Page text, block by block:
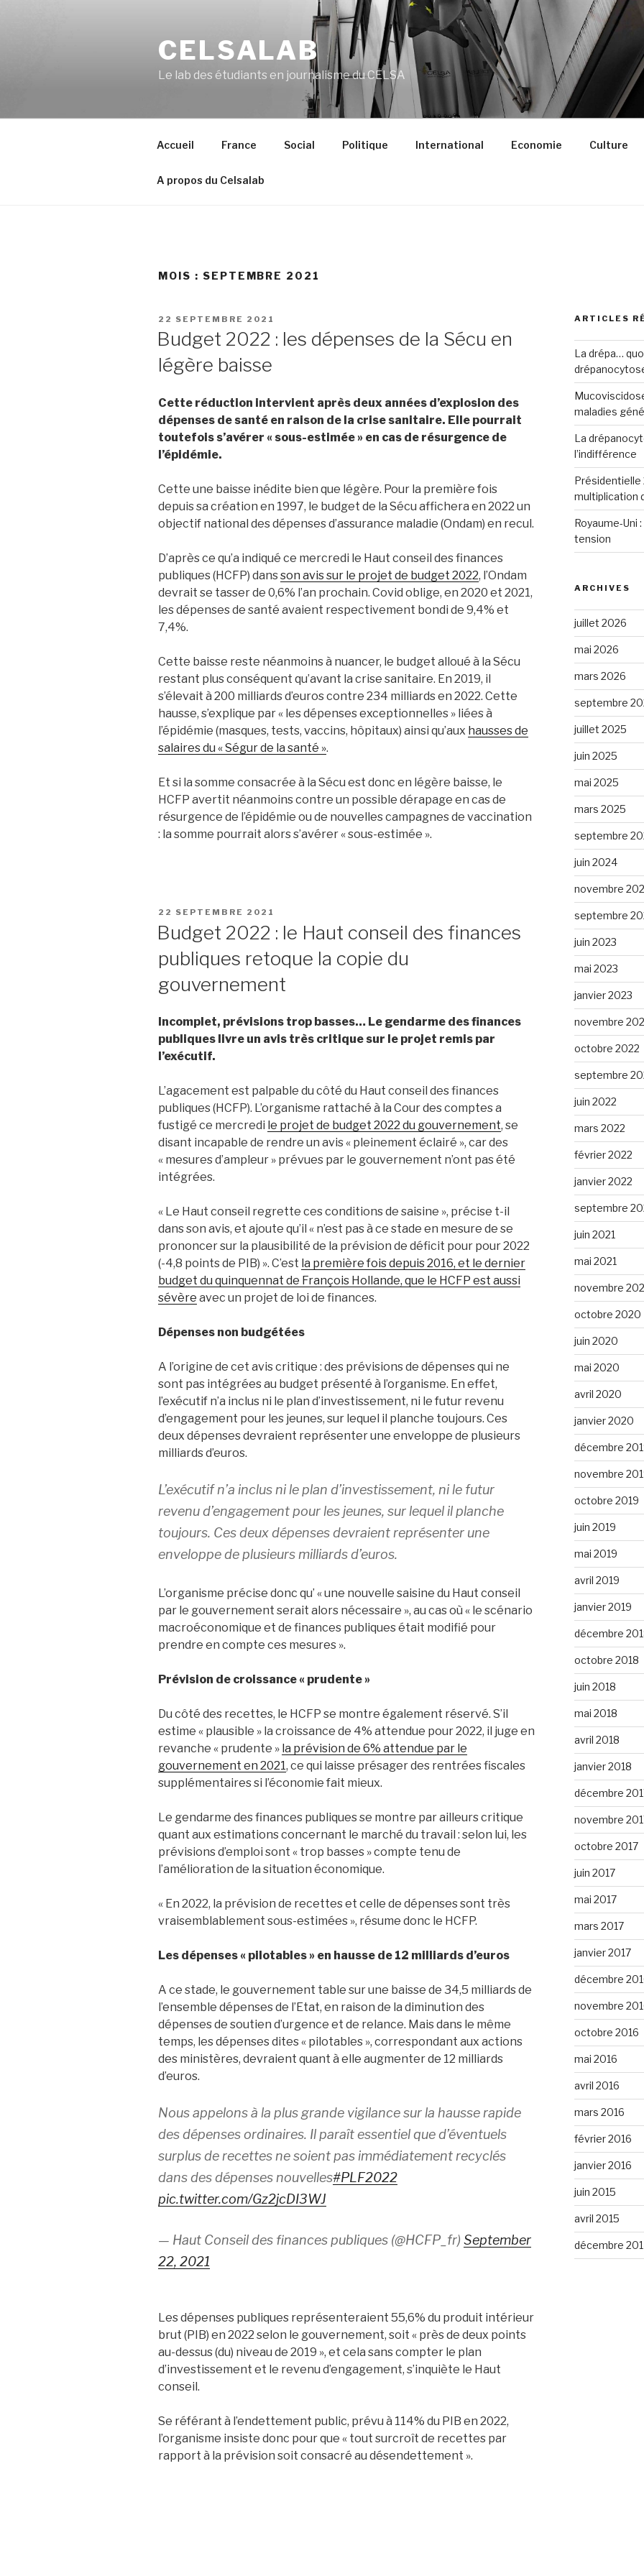
CELSALAB
Le lab des étudiants en journalisme du CELSA
Accueil France Social Politique International Economie Culture
A propos du Celsalab
MOIS : SEPTEMBRE 2021
PUBLIÉ
LE
22 SEPTEMBRE 2021
Budget 2022 : les dépenses de la Sécu en
légère baisse
Cette réduction intervient après deux années d’explosion des
dépenses de santé en raison de la crise sanitaire. Elle pourrait
toutefois s’avérer « sous-estimée » en cas de résurgence de
l’épidémie.
Cette une baisse inédite bien que légère. Pour la première fois
depuis sa création en 1997, le budget de la Sécu affichera en 2022 un
objectif national des dépenses d’assurance maladie (Ondam) en recul.
D’après ce qu’a indiqué ce mercredi le Haut conseil des finances
publiques (HCFP) dansson avis sur le projet de budget 2022, l’Ondam
devrait se tasser de 0,6% l’an prochain. Covid oblige, en 2020 et 2021,
les dépenses de santé avaient respectivement bondi de 9,4% et
7,4%.
Cette baisse reste néanmoins à nuancer, le budget alloué à la Sécu
restant plus conséquent qu’avant la crise sanitaire. En 2019, il
s’élevait à 200 milliards d’euros contre 234 milliards en 2022. Cette
hausse, s’explique par « les dépenses exceptionnelles » liées à
l’épidémie (masques, tests, vaccins, hôpitaux) ainsi qu’aux hausses de
salaires du « Ségur de la santé ».
Et si la somme consacrée à la Sécu est donc en légère baisse, le
HCFP avertit néanmoins contre un possible dérapage en cas de
résurgence de l’épidémie ou de nouvelles campagnes de vaccination
: la somme pourrait alors s’avérer « sous-estimée ».
PUBLIÉ
22 SEPTEMBRE 2021
Budget 2022 : le Haut conseil des finances
publiques retoque la copie du
gouvernement
Incomplet, prévisions trop basses… Le gendarme des finances
publiques livre un avis très critique sur le projet remis par
l’exécutif.
L’agacement est palpable du côté du Haut conseil des finances
publiques (HCFP). L’organisme rattaché à la Cour des comptes a
fustigé ce mercredi le projet de budget 2022 du gouvernement, se
disant incapable de rendre un avis « pleinement éclairé », car des
« mesures d’ampleur » prévues par le gouvernement n’ont pas été
intégrées.
« Le Haut conseil regrette ces conditions de saisine », précise t-il
dans son avis, et ajoute qu’il « n’est pas à ce stade en mesure de se
prononcer sur la plausibilité de la prévision de déficit pour pour 2022
(-4,8 points de PIB) ». C’est la première fois depuis 2016, et le dernier
budget du quinquennat de François Hollande, que le HCFP est aussi
sévère avec un projet de loi de finances.
Dépenses non budgétées
A l’origine de cet avis critique : des prévisions de dépenses qui ne
sont pas intégrées au budget présenté à l’organisme. En effet,
l’exécutif n’a inclus ni le plan d’investissement, ni le futur revenu
d’engagement pour les jeunes, sur lequel il planche toujours. Ces
deux dépenses devraient représenter une enveloppe de plusieurs
milliards d’euros.
L’exécutif n’a inclus ni le plan d’investissement, ni le futur
revenu d’engagement pour les jeunes, sur lequel il planche
toujours. Ces deux dépenses devraient représenter une
enveloppe de plusieurs milliards d’euros.
L’organisme précise donc qu’ « une nouvelle saisine du Haut conseil
par le gouvernement serait alors nécessaire », au cas où « le scénario
macroéconomique et de finances publiques était modifié pour
prendre en compte ces mesures ».
Prévision de croissance « prudente »
Du côté des recettes, le HCFP se montre également réservé. S’il
estime « plausible » la croissance de 4% attendue pour 2022, il juge en
revanche « prudente » la prévision de 6% attendue par le
gouvernement en 2021, ce qui laisse présager des rentrées fiscales
supplémentaires si l’économie fait mieux.
Le gendarme des finances publiques se montre par ailleurs critique
quant aux estimations concernant le marché du travail : selon lui, les
prévisions d’emploi sont « trop basses » compte tenu de
l’amélioration de la situation économique.
« En 2022, la prévision de recettes et celle de dépenses sont très
vraisemblablement sous-estimées », résume donc le HCFP.
Les dépenses « pilotables » en hausse de 12 milliards d’euros
A ce stade, le gouvernement table sur une baisse de 34,5 milliards de
l’ensemble dépenses de l’Etat, en raison de la diminution des
dépenses de soutien d’urgence et de relance. Mais dans le même
temps, les dépenses dites « pilotables », correspondant aux actions
des ministères, devraient quant à elle augmenter de 12 milliards
d’euros.
Nous appelons à la plus grande vigilance sur la hausse rapide
des dépenses ordinaires. Il paraît essentiel que d’éventuels
surplus de recettes ne soient pas immédiatement recyclés
dans des dépenses nouvelles#PLF2022
pic.twitter.com/Gz2jcDI3WJ
— Haut Conseil des finances publiques (@HCFP_fr) September
22, 2021
Les dépenses publiques représenteraient 55,6% du produit intérieur
brut (PIB) en 2022 selon le gouvernement, soit « près de deux points
au-dessus (du) niveau de 2019 », et cela sans compter le plan
d’investissement et le revenu d’engagement, s’inquiète le Haut
conseil.
Se référant à l’endettement public, prévu à 114% du PIB en 2022,
l’organisme insiste donc pour que « tout surcroît de recettes par
rapport à la prévision soit consacré au désendettement ».
ARTICLES
La drépa…
maladies
La
l’indifférence
Présidentielle
multiplication
Royaume-Uni
tension
ARCHIVES
juillet 2026
mai 2026
mars 2026
septembre
juillet 2025
juin 2025
mai 2025
mars 2025
septembre
juin 2024
novembre
septembre
juin 2023
mai 2023
janvier 2023
novembre
octobre 2022
septembre
juin 2022
mars 2022
février 2022
janvier 2022
septembre
juin 2021
mai 2021
novembre
octobre 2020
juin 2020
mai 2020
avril 2020
janvier 2020
décembre
novembre
octobre 2019
juin 2019
mai 2019
avril 2019
janvier 2019
décembre
octobre 2018
juin 2018
mai 2018
avril 2018
janvier 2018
décembre
novembre
octobre 2017
juin 2017
mai 2017
mars 2017
janvier 2017
décembre
novembre
octobre 2016
mai 2016
avril 2016
mars 2016
février 2016
janvier 2016
juin 2015
avril 2015
décembre